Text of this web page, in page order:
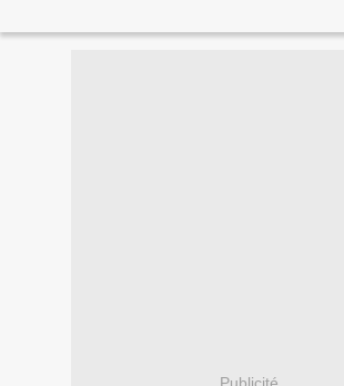
Publicité